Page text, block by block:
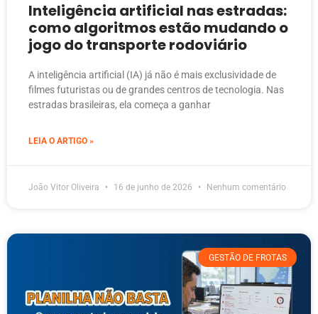
Inteligência artificial nas estradas:
como algoritmos estão mudando o
jogo do transporte rodoviário
A inteligência artificial (IA) já não é mais exclusividade de
filmes futuristas ou de grandes centros de tecnologia. Nas
estradas brasileiras, ela começa a ganhar
LEIA O ARTIGO »
João Vitor Oliveira 16 de junho de 2026 Nenhum comentário
GESTÃO DE FROTAS